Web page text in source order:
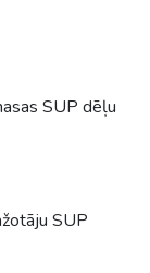
SUP dēļu
SUP